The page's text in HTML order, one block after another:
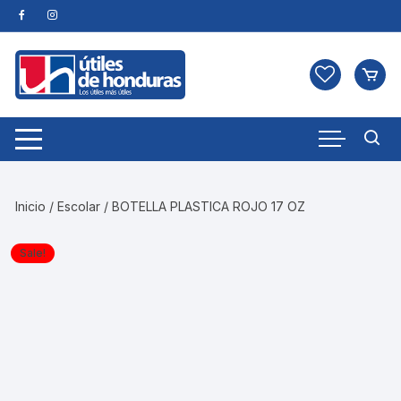
Skip
to
content
Inicio /Escolar / BOTELLA PLASTICA ROJO 17 OZ
Sale!